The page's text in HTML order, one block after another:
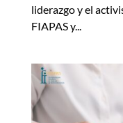
liderazgo y el
FIAPAS y...